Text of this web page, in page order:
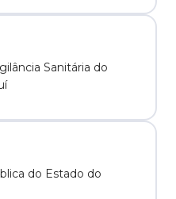
Sanitária do
do Estado do